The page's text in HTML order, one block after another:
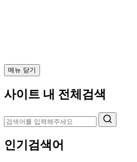
메뉴 닫기
사이트 내 전체검색
인기검색어